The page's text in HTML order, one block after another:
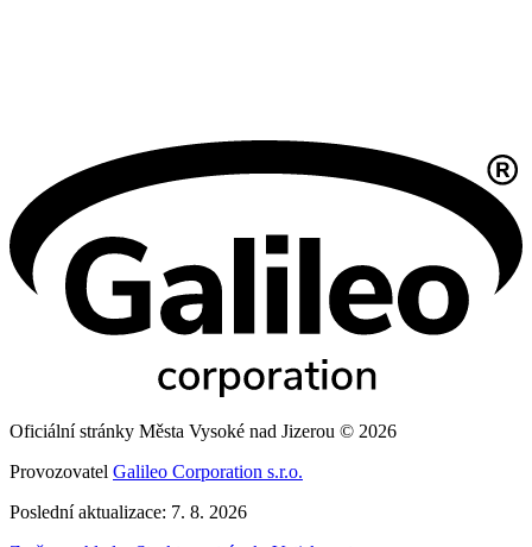
Oficiální stránky Města Vysoké nad Jizerou © 2026
Provozovatel Galileo Corporation s.r.o.
Poslední aktualizace: 7. 8. 2026